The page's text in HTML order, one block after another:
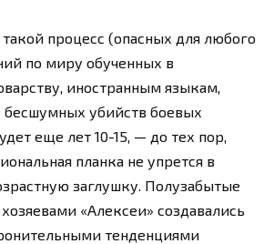
процесс (опасных для любого
по миру обученных в
иностранным языкам,
бесшумных убийств боевых
еще лет 10-15, — до тех пор,
планка не упрется в
заглушку. Полузабытые
«Алексеи» создавались
тенденциями